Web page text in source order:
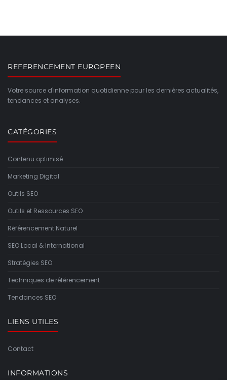
REFERENCEMENT EUROPEEN
Votre source d'information quotidienne pour les dernières actualités,
tendances et analyses.
CATÉGORIES
Contenu optimisé
Marketing Digital
Outils SEO
Outils et Ressources SEO
Référencement Naturel
SEO Local & International
Stratégies SEO
Techniques de référencement
Tendances SEO
LIENS UTILES
Contact
INFORMATIONS